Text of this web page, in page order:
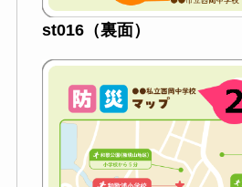
st016（裏面）